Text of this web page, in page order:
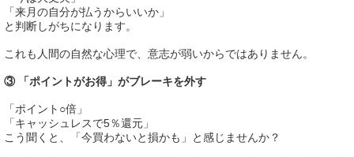
「来月の自分が払うからいいか」
と判断しがちになります。
これも人間の自然な心理で、意志が弱いからではありません。
③ 「ポイントがお得」がブレーキを外す
「ポイント○倍」
「キャッシュレスで5％還元」
こう聞くと、「今買わないと損かも」と感じませんか？